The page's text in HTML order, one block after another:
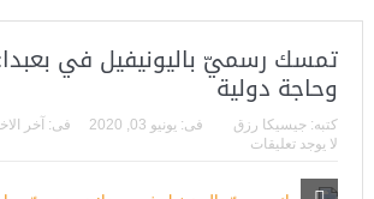
تمسك رسميّ باليونيفيل في
وحاجة دولية
كتبه: جيسيكا رزق فى: يونيو 03, 2020 فى: آخر
لا يوجد تعليقات